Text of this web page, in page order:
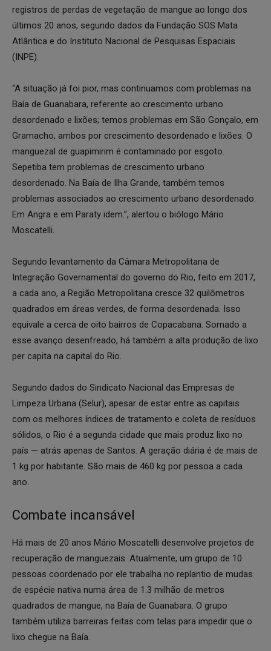
registros de perdas de vegetação de mangue ao longo dos
últimos 20 anos, segundo dados da Fundação SOS Mata
Atlântica e do Instituto Nacional de Pesquisas Espaciais
(INPE).
“A situação já foi pior, mas continuamos com problemas na
Baía de Guanabara, referente ao crescimento urbano
desordenado e lixões; temos problemas em São Gonçalo, em
Gramacho, ambos por crescimento desordenado e lixões. O
manguezal de guapimirim é contaminado por esgoto.
Sepetiba tem problemas de crescimento urbano
desordenado. Na Baía de Ilha Grande, também temos
problemas associados ao crescimento urbano desordenado.
Em Angra e em Paraty idem.”, alertou o biólogo Mário
Moscatelli.
Segundo levantamento da Câmara Metropolitana de
Integração Governamental do governo do Rio, feito em 2017,
a cada ano, a Região Metropolitana cresce 32 quilômetros
quadrados em áreas verdes, de forma desordenada. Isso
equivale a cerca de oito bairros de Copacabana. Somado a
esse avanço desenfreado, há também a alta produção de lixo
per capita na capital do Rio.
Segundo dados do Sindicato Nacional das Empresas de
Limpeza Urbana (Selur), apesar de estar entre as capitais
com os melhores índices de tratamento e coleta de resíduos
sólidos, o Rio é a segunda cidade que mais produz lixo no
país — atrás apenas de Santos. A geração diária é de mais de
1 kg por habitante. São mais de 460 kg por pessoa a cada
ano.
Combate incansável
Há mais de 20 anos Mário Moscatelli desenvolve projetos de
recuperação de manguezais. Atualmente, um grupo de 10
pessoas coordenado por ele trabalha no replantio de mudas
de espécie nativa numa área de 1.3 milhão de metros
quadrados de mangue, na Baía de Guanabara. O grupo
também utiliza barreiras feitas com telas para impedir que o
lixo chegue na Baía.